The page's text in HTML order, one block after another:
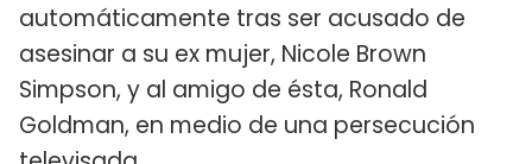
automáticamente tras ser acusado de
asesinar a su ex mujer, Nicole Brown
Simpson, y al amigo de ésta, Ronald
Goldman, en medio de una persecución